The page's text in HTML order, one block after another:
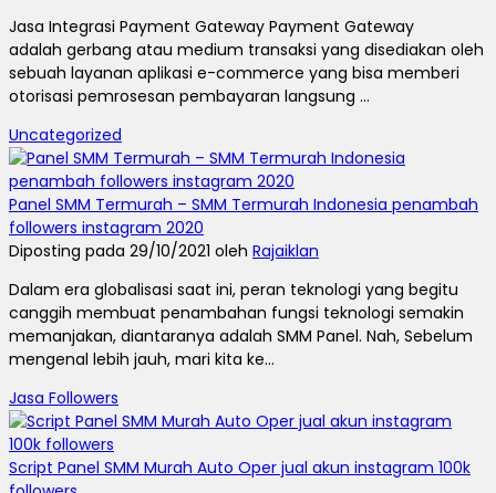
Jasa Integrasi Payment Gateway Payment Gateway
adalah gerbang atau medium transaksi yang disediakan oleh
sebuah layanan aplikasi e-commerce yang bisa memberi
otorisasi pemrosesan pembayaran langsung ...
Uncategorized
Panel SMM Termurah – SMM Termurah Indonesia penambah
followers instagram 2020
Diposting pada 29/10/2021 oleh Rajaiklan
Dalam era globalisasi saat ini, peran teknologi yang begitu
canggih membuat penambahan fungsi teknologi semakin
memanjakan, diantaranya adalah SMM Panel. Nah, Sebelum
mengenal lebih jauh, mari kita ke...
Jasa Followers
Script Panel SMM Murah Auto Oper jual akun instagram 100k